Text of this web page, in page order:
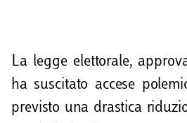
La legge elettorale,
ha suscitato accese
previsto una drastica